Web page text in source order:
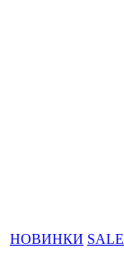
НОВИНКИ SALE